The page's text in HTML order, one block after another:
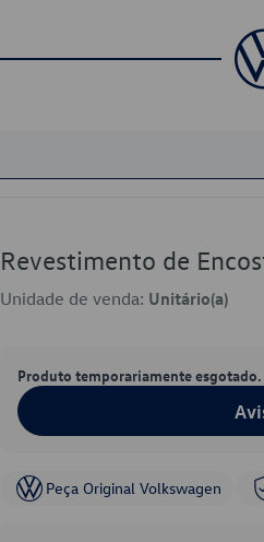
Revestimento de
Unidade de venda: Unitário(a)
Produto temporariamente esgotado.
Peça Original Volkswagen